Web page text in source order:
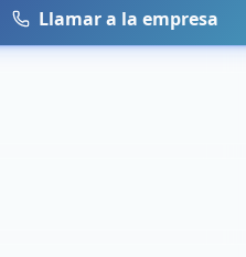
Llamar a la empresa